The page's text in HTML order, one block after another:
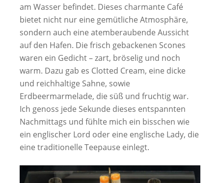
am Wasser befindet. Dieses charmante Café
bietet nicht nur eine gemütliche Atmosphäre,
sondern auch eine atemberaubende Aussicht
auf den Hafen. Die frisch gebackenen Scones
waren ein Gedicht – zart, bröselig und noch
warm. Dazu gab es Clotted Cream, eine dicke
und reichhaltige Sahne, sowie
Erdbeermarmelade, die süß und fruchtig war.
Ich genoss jede Sekunde dieses entspannten
Nachmittags und fühlte mich ein bisschen wie
ein englischer Lord oder eine englische Lady, die
eine traditionelle Teepause einlegt.